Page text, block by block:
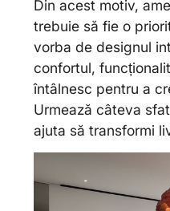
Din acest motiv,
trebuie să fie o
vorba de designul
confortul,
întâlnesc pentru a
Urmează câteva
ajuta să transformi